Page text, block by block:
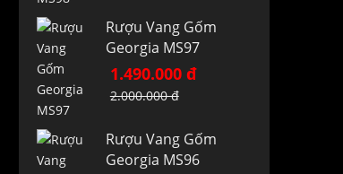
Rượu Vang Gốm
Georgia MS97
1.490.000 đ
2.000.000 đ
Rượu Vang Gốm
Georgia MS96